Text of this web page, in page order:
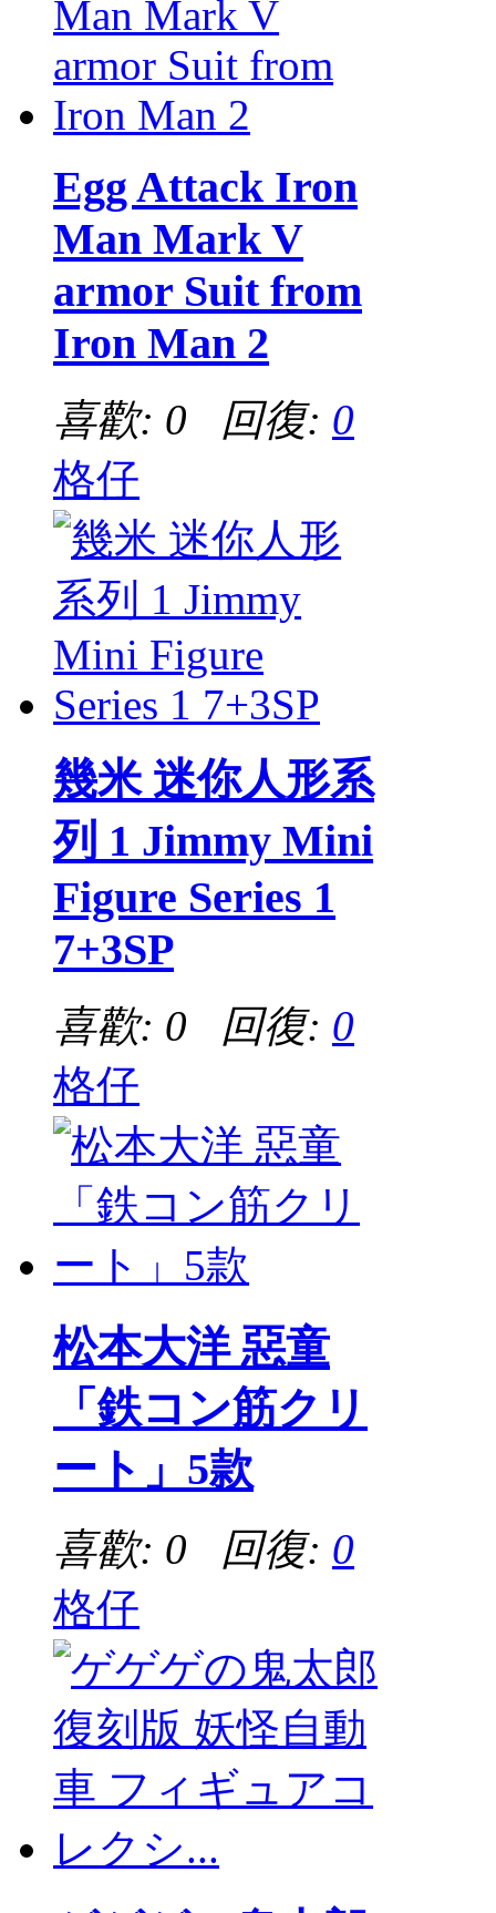
Egg Attack Iron
Man Mark V
armor Suit from
Iron Man 2
喜歡: 0 回復: 0
格仔
幾米 迷你人形系
列 1 Jimmy Mini
Figure Series 1
7+3SP
喜歡: 0 回復: 0
格仔
松本大洋 惡童
「鉄コン筋クリ
ート」5款
喜歡: 0 回復: 0
格仔